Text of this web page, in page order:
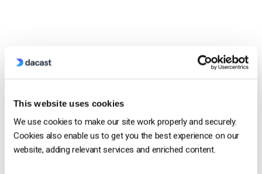
This website uses cookies
We use cookies to make our site work properly and securely.
Cookies also enable us to get you the best experience on our
website, adding relevant services and enriched content.